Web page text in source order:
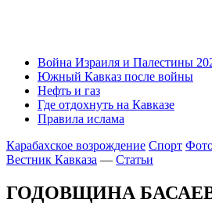
Война Израиля и Палестины
Южный Кавказ после войны
Нефть и газ
Где отдохнуть на Кавказе
Правила ислама
Карабахское возрождение Спорт
Вестник Кавказа — Статьи
ГОДОВЩИНА